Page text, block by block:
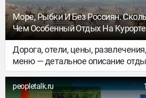
Море, Рыбки И Без Россиян.
Чем Особенный Отдых На
И Не Слишком Ли Жарко Там
Дорога, отели, цены,
меню — детальное описание
на египетском курорте Марса-
провел неделю.
peopletalk.ru